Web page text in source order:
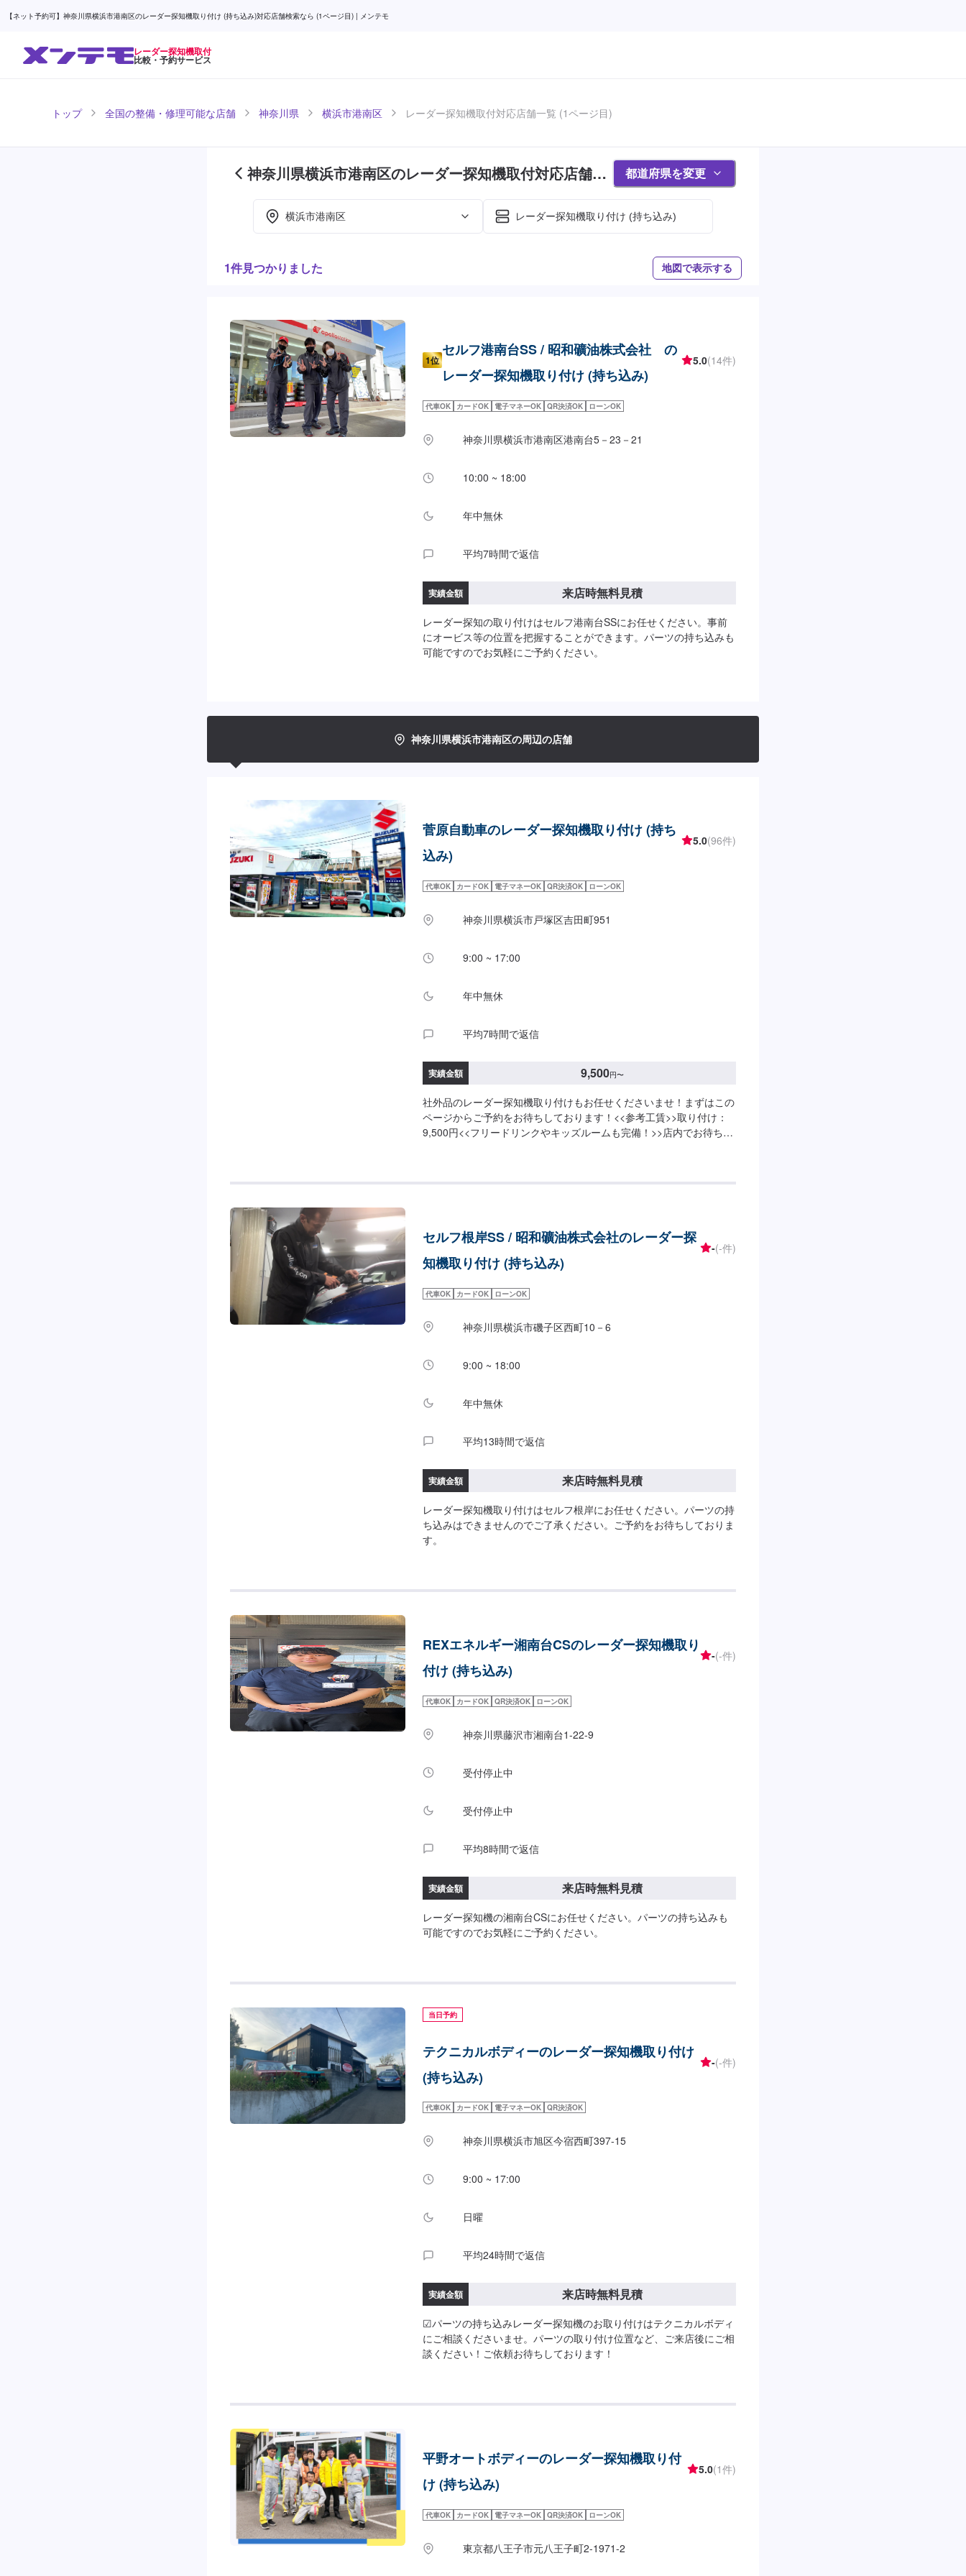
【ネット予約可】神奈川県横浜市港南区のレーダー探知機取り付け (持ち込み)対応店舗検索なら (1ページ目) | メンテモ
レーダー探知機取付
比較・予約サービス
トップ 全国の整備・修理可能な店舗 神奈川県 横浜市港南区 レーダー探知機取付対応店舗一覧 (1ページ目)
神奈川県横浜市港南区のレーダー探知機取付対応店舗紹
介 (1ページ目)
都道府県を変更
横浜市港南区 レーダー探知機取り付け (持ち込み)
1件見つかりました 地図で表示する
1位
セルフ港南台SS / 昭和礦油株式会社 の
レーダー探知機取り付け (持ち込み)
5.0(14件)
代車OK カードOK 電子マネーOK QR決済OK ローンOK
神奈川県横浜市港南区港南台5－23－21
10:00 ~ 18:00
年中無休
平均7時間で返信
実績金額 来店時無料見積
レーダー探知の取り付けはセルフ港南台SSにお任せください。事前
にオービス等の位置を把握することができます。パーツの持ち込みも
可能ですのでお気軽にご予約ください。
神奈川県横浜市港南区の周辺の店舗
菅原自動車のレーダー探知機取り付け (持ち
込み)
5.0(96件)
代車OK カードOK 電子マネーOK QR決済OK ローンOK
神奈川県横浜市戸塚区吉田町951
9:00 ~ 17:00
年中無休
平均7時間で返信
実績金額 9,500円〜
社外品のレーダー探知機取り付けもお任せくださいませ！まずはこの
ページからご予約をお待ちしております！<<参考工賃>>取り付け：
9,500円<<フリードリンクやキッズルームも完備！>>店内でお待ち頂
セルフ根岸SS / 昭和礦油株式会社のレーダー探
知機取り付け (持ち込み)
-(-件)
代車OK カードOK ローンOK
神奈川県横浜市磯子区西町10－6
9:00 ~ 18:00
年中無休
平均13時間で返信
実績金額 来店時無料見積
レーダー探知機取り付けはセルフ根岸にお任せください。パーツの持
ち込みはできませんのでご了承ください。ご予約をお待ちしておりま
す。
REXエネルギー湘南台CSのレーダー探知機取り
付け (持ち込み)
-(-件)
代車OK カードOK QR決済OK ローンOK
神奈川県藤沢市湘南台1-22-9
受付停止中
受付停止中
平均8時間で返信
実績金額 来店時無料見積
レーダー探知機の湘南台CSにお任せください。パーツの持ち込みも
可能ですのでお気軽にご予約ください。
当日予約
テクニカルボディーのレーダー探知機取り付け
(持ち込み)
-(-件)
代車OK カードOK 電子マネーOK QR決済OK
神奈川県横浜市旭区今宿西町397-15
9:00 ~ 17:00
日曜
平均24時間で返信
実績金額 来店時無料見積
☑︎パーツの持ち込みレーダー探知機のお取り付けはテクニカルボディ
にご相談くださいませ。パーツの取り付け位置など、ご来店後にご相
談ください！ご依頼お待ちしております！
平野オートボディーのレーダー探知機取り付
け (持ち込み)
5.0(1件)
代車OK カードOK 電子マネーOK QR決済OK ローンOK
東京都八王子市元八王子町2-1971-2